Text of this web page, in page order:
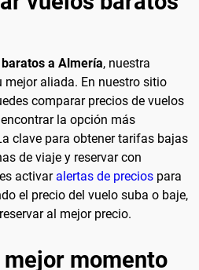
a Almería, nuestra
aliada. En nuestro sitio
comparar precios de vuelos
la opción más
clave para obtener tarifas bajas
de viaje y reservar con
activar alertas de precios para
el precio del vuelo suba o baje,
al mejor precio.
mejor momento